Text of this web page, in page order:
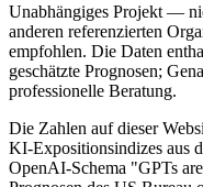
Unabhängiges Projekt —
anderen referenzierten
empfohlen. Die Daten
geschätzte Prognosen;
professionelle Beratung.
Die Zahlen auf dieser
KI-Expositionsindizes aus
OpenAI-Schema "GPTs